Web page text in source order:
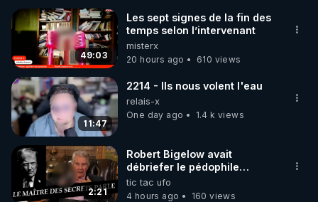
49:03
Les sept signes de la fin des
temps selon l’intervenant
misterx
20 hours ago
610 views
11:47
2214 - Ils nous volent l'eau
relais-x
One day ago
1.4 k views
2:21
Robert Bigelow avait
débriefer le pédophile
génocidaire de donald j
trump
tic tac ufo
4 hours ago
160 views